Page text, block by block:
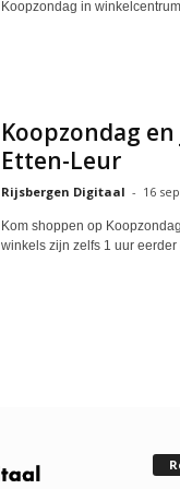
Koopzondag in
Koopzondag
Etten-Leur
Rijsbergen Digitaal - 16
Kom shoppen op
winkels zijn zelfs 1 uur